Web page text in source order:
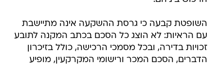
השופטת קבעה כי גרסת ההשקעה אינה מתיישבת
עם הראיות: לא הוצג כל הסכם בכתב המקנה לתובע
זכויות בדירה, ובכל מסמכי הרכישה, כולל בזיכרון
הדברים, הסכם המכר ורישומי המקרקעין, מופיע